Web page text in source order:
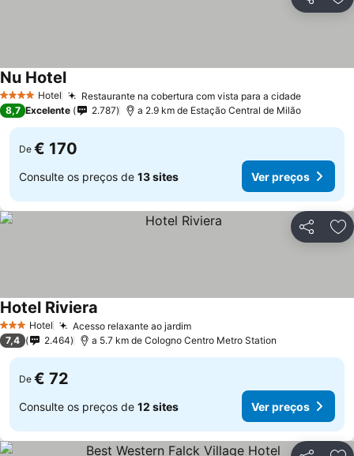
Partilhar
4 EstrelasHotel Restaurante na cobertura com vista para a cidadeVer
Nu HotelVer preços
8,7 Excelente 2.787 a 2.9 km de Estação Central de Milão
De € 170
Consulte os preços de 13 sites Ver preços
Partilhar
3 EstrelasHotel Acesso relaxante ao jardimVer preços
Hotel Riviera
7,4 2.464 a 5.7 km de Cologno Centro Metro Station
De € 72
Consulte os preços de 12 sites Ver preços